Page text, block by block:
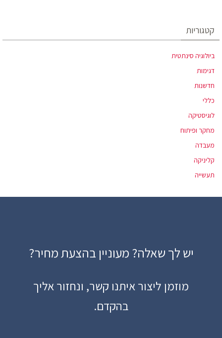
קטגוריות
ביולוגיה סינתטית
דגימות
חדשנות
כללי
לוגיסטיקה
מחקר ופיתוח
מעבדה
קליניקה
תעשייה
יש לך שאלה? מעוניין בהצעת מחיר?
מוזמן ליצור איתנו קשר, ונחזור אליך
בהקדם.